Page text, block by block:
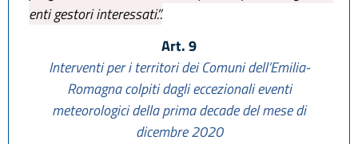
enti gestori interessati.”.
Art. 9
Interventi per i territori dei Comuni dell’Emilia-
Romagna colpiti dagli eccezionali eventi
meteorologici della prima decade del mese di
dicembre 2020